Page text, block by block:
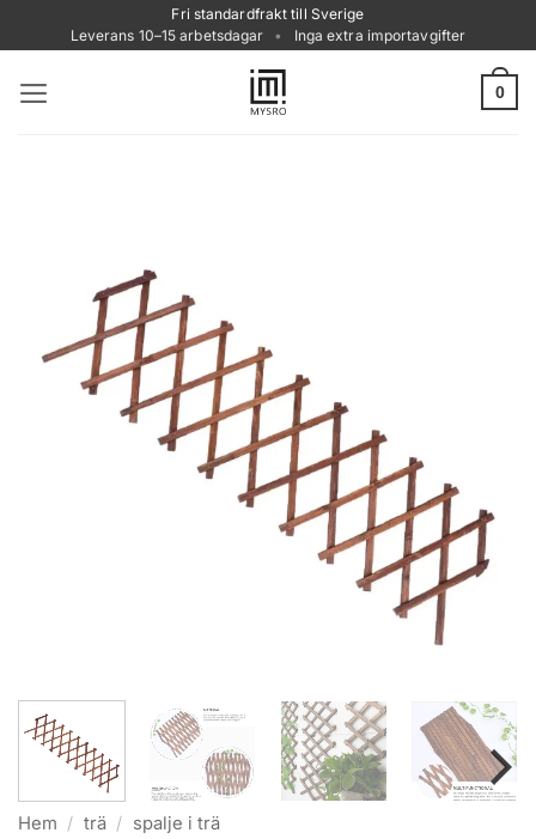
to
content
Fri standardfrakt till Sverige
Leverans 10–15 arbetsdagar
• Inga extra importavgifter
0
Hem / trä / spalje i trä